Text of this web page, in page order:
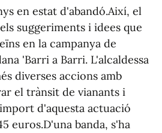
en estat d'abandó.Així, el
suggeriments i idees que
en la campanya de
'Barri a Barri. L'alcaldessa
diverses accions amb
el trànsit de vianants i
d'aquesta actuació
euros.D'una banda, s'ha